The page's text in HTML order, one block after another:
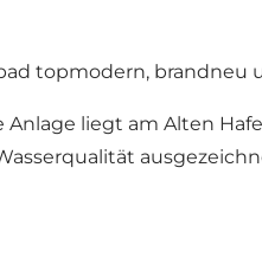
topmodern, brandneu
liegt am Alten